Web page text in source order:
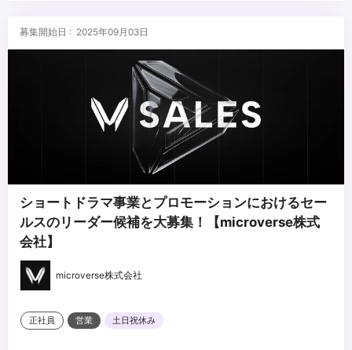
・コンテンツ制作におけるディレクション経験
・ドラマやテレビ番組の制作に携わった経験
■求める人物像
・エンタメが好きな方
・他者へのリスペクトを持っている方
・ロマンとロジックを併せ持っている方
・プロ意識/遂行能力が高い方
・仮説をベースに思考し、未知の解決すべき問題を定義しながら解
・相手のことを思いやったコミュニケーション能力がある方
・事業全体を理解しようとする姿勢がある方
募集開始日 : 2025年09月03日
ショートドラマ事業とプロモーションにおけるセー
ルスのリーダー候補を大募集！【microverse株式
会社】
microverse株式会社
正社員 営業 土日祝休み